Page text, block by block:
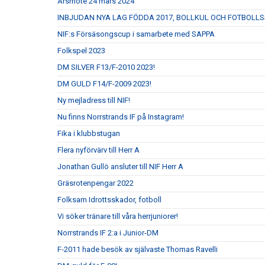
INBJUDAN NYA LAG FÖDDA 2017, BOLLKUL OCH
NIF:s Försäsongscup i samarbete med SAPPA
Folkspel 2023
DM SILVER F13/F-2010 2023!
DM GULD F14/F-2009 2023!
Ny mejladress till NIF!
Nu finns Norrstrands IF på Instagram!
Fika i klubbstugan
Flera nyförvärv till Herr A
Jonathan Gullö ansluter till NIF Herr A
Gräsrotenpengar 2022
Folksam Idrottsskador, fotboll
Vi söker tränare till våra herrjuniorer!
Norrstrands IF 2:a i Junior-DM
F-2011 hade besök av självaste Thomas Ravelli